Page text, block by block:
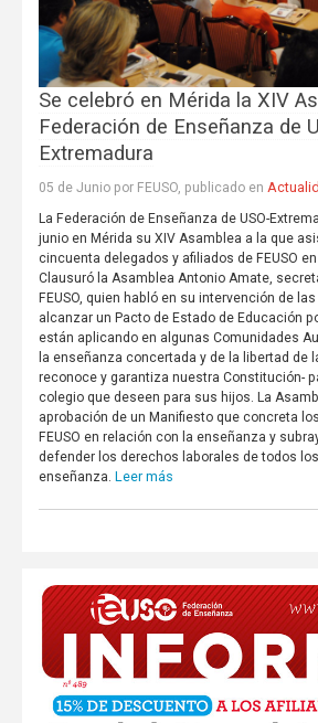
Se celebró en Mérida la XIV
Federación de Enseñanza de
Extremadura
05 de Junio por FEUSO, publicado en
La Federación de Enseñanza de USO-
junio en Mérida su XIV Asamblea a la que
cincuenta delegados y afiliados de FEUSO
Clausuró la Asamblea Antonio Amate,
FEUSO, quien habló en su intervención de
alcanzar un Pacto de Estado de Educación
están aplicando en algunas Comunidades
la enseñanza concertada y de la libertad de
reconoce y garantiza nuestra Constitución-
colegio que deseen para sus hijos. La
aprobación de un Manifiesto que concreta
FEUSO en relación con la enseñanza y
defender los derechos laborales de todos
enseñanza. Leer más